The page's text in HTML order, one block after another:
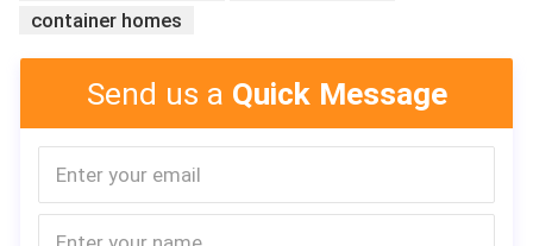
屋根ふきの生きている積載量:
container homes
Send us a Quick Message